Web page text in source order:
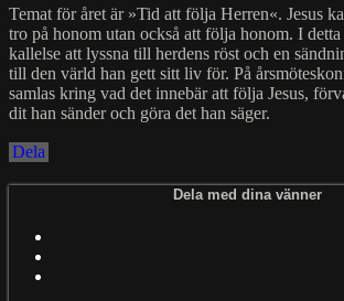
Temat för året är »Tid att följa Herren«. Jesus
tro på honom utan också att följa honom. I
kallelse att lyssna till herdens röst och en
till den värld han gett sitt liv för. På
samlas kring vad det innebär att följa Jesus,
dit han sänder och göra det han säger.